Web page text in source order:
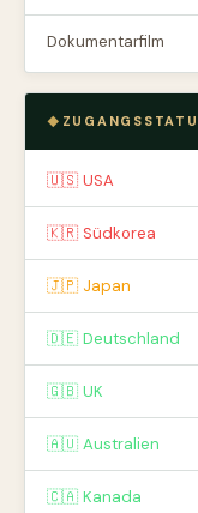
Dokumentarfilm
🇺🇸 USA
🇰🇷 Südkorea
🇯🇵 Japan
🇩🇪 Deutschland
🇬🇧 UK
🇦🇺 Australien
🇨🇦 Kanada